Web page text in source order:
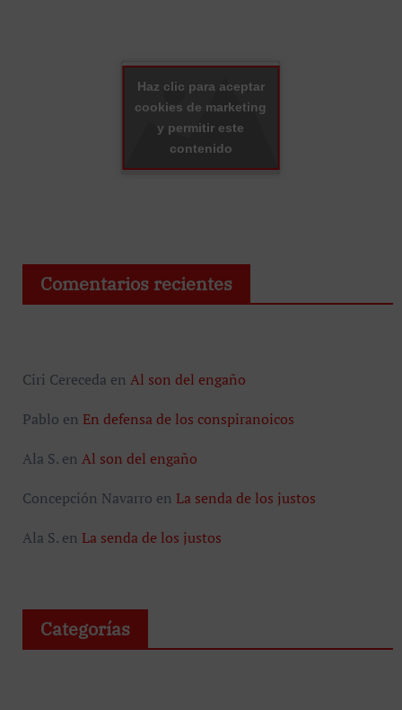
Haz clic para aceptar
cookies de marketing
y permitir este
contenido
Comentarios recientes
Ciri Cereceda en Al son del engaño
Pablo en En defensa de los conspiranoicos
Ala S.en Al son del engaño
Concepción Navarro en La senda de los justos
Ala S.en La senda de los justos
Categorías